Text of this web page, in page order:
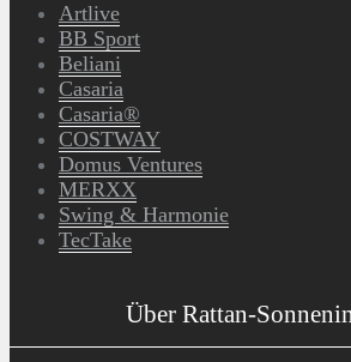
Artlive
BB Sport
Beliani
Casaria
Casaria®
COSTWAY
Domus Ventures
MERXX
Swing & Harmonie
TecTake
Über Rattan-